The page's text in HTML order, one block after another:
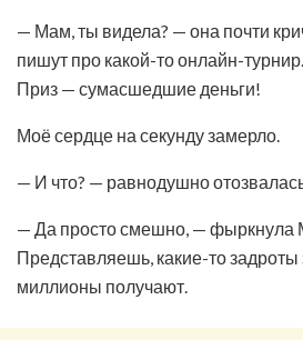
— Мам, ты видела? — она почти
пишут про какой-то онлайн-
Приз — сумасшедшие деньги!
Моё сердце на секунду замерло.
— И что? — равнодушно
— Да просто смешно, — фыркнула
Представляешь, какие-то
миллионы получают.